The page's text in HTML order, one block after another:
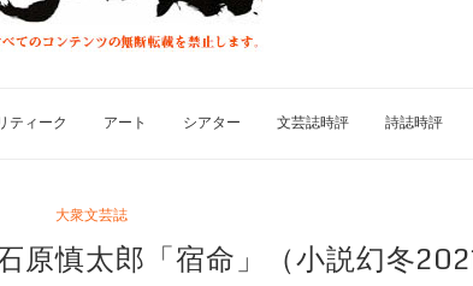
ティーク アート シアター 文芸誌時評 詩誌時評
大衆文芸誌
慎太郎「宿命」（小説幻冬